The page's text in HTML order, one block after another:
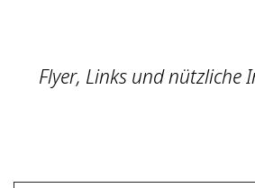
Flyer, Links und nützliche